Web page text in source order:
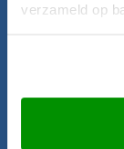
verzameld op
Krijgt u al